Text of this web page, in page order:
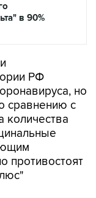
в 90%
РФ
но
сравнению с
количества
противостоят